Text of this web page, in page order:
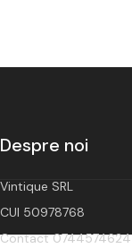
Despre noi
Vintique SRL
CUI 50978768
Contact 0744574624